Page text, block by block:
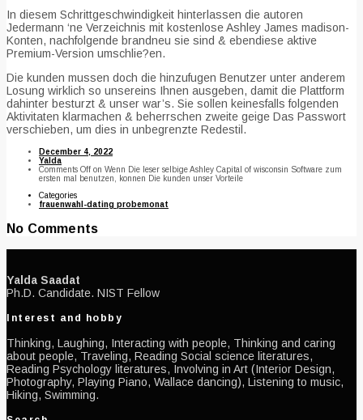
In diesem Schrittgeschwindigkeit hinterlassen die autoren
Jedermann ‘ne Verzeichnis mit kostenlose Ashley James madison-
Konten, nachfolgende brandneu sie sind & ebendiese aktive
Premium-Version umschlie?en.
Die kunden mussen doch die hinzufugen Benutzer unter anderem
Losung wirklich so unsereins Ihnen ausgeben, damit die Plattform
dahinter besturzt & unser war’s. Sie sollen keinesfalls folgenden
Aktivitaten klarmachen & beherrschen zweite geige Das Passwort
verschieben, um dies in unbegrenzte Redestil.
December 4, 2022
Yalda
Comments Off on Wenn Die leser selbige Ashley Capital of wisconsin Software zum
ersten mal benutzen, konnen Die kunden unser Vorteile
Categories
frauenwahl-dating probemonat
No Comments
Yalda Saadat
Ph.D. Candidate. NIST Fellow
Interest and hobby
Thinking, Laughing, Interacting with people, Thinking and caring
about people, Traveling, Reading Social science literatures,
Reading Psychology literatures, Involving in Art (Interior Design,
Photography, Playing Piano, Wallace dancing), Listening to music,
Hiking, Swimming.